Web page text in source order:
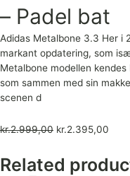
– Padel bat
Adidas Metalbone 3.3 Her i
markant opdatering, som
Metalbone modellen
som sammen med sin
scenen d
kr.2.999,00 kr.2.395,00
Related